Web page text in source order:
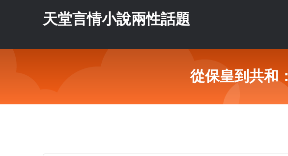
天堂言情小說兩性話題
從保皇到共和